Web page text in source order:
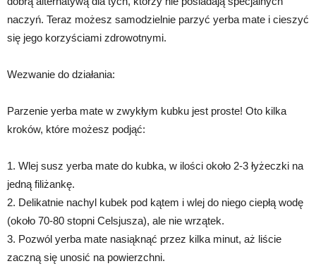
naczyń. Teraz możesz samodzielnie parzyć yerba mate i cieszyć
się jego korzyściami zdrowotnymi.
Wezwanie do działania:
Parzenie yerba mate w zwykłym kubku jest proste! Oto kilka
kroków, które możesz podjąć:
1. Wlej susz yerba mate do kubka, w ilości około 2-3 łyżeczki na
jedną filiżankę.
2. Delikatnie nachyl kubek pod kątem i wlej do niego ciepłą wodę
(około 70-80 stopni Celsjusza), ale nie wrzątek.
3. Pozwól yerba mate nasiąknąć przez kilka minut, aż liście
zaczną się unosić na powierzchni.